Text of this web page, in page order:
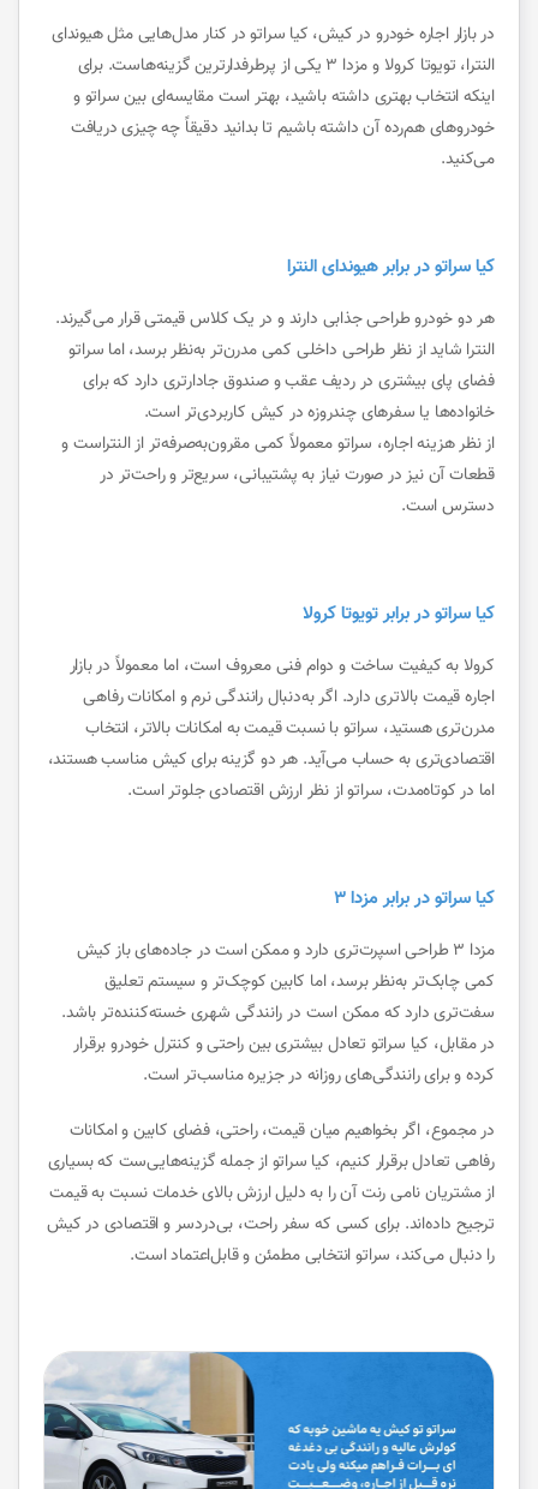
در بازار اجاره خودرو در کیش، کیا سراتو در کنار مدل‌هایی مثل هیوندای
النترا، تویوتا کرولا و مزدا ۳ یکی از پرطرفدارترین گزینه‌هاست. برای
اینکه انتخاب بهتری داشته باشید، بهتر است مقایسه‌ای بین سراتو و
خودروهای هم‌رده آن داشته باشیم تا بدانید دقیقاً چه چیزی دریافت
می‌کنید.
کیا سراتو در برابر هیوندای النترا
هر دو خودرو طراحی جذابی دارند و در یک کلاس قیمتی قرار می‌گیرند.
النترا شاید از نظر طراحی داخلی کمی مدرن‌تر به‌نظر برسد، اما سراتو
فضای پای بیشتری در ردیف عقب و صندوق جادارتری دارد که برای
خانواده‌ها یا سفرهای چندروزه در کیش کاربردی‌تر است.
از نظر هزینه اجاره، سراتو معمولاً کمی مقرون‌به‌صرفه‌تر از النتراست و
قطعات آن نیز در صورت نیاز به پشتیبانی، سریع‌تر و راحت‌تر در
دسترس است.
کیا سراتو در برابر تویوتا کرولا
کرولا به کیفیت ساخت و دوام فنی معروف است، اما معمولاً در بازار
اجاره قیمت بالاتری دارد. اگر به‌دنبال رانندگی نرم و امکانات رفاهی
مدرن‌تری هستید، سراتو با نسبت قیمت به امکانات بالاتر، انتخاب
اقتصادی‌تری به حساب می‌آید. هر دو گزینه برای کیش مناسب هستند،
اما در کوتاه‌مدت، سراتو از نظر ارزش اقتصادی جلوتر است.
کیا سراتو در برابر مزدا ۳
مزدا ۳ طراحی اسپرت‌تری دارد و ممکن است در جاده‌های باز کیش
کمی چابک‌تر به‌نظر برسد، اما کابین کوچک‌تر و سیستم تعلیق
سفت‌تری دارد که ممکن است در رانندگی شهری خسته‌کننده‌تر باشد.
در مقابل، کیا سراتو تعادل بیشتری بین راحتی و کنترل خودرو برقرار
کرده و برای رانندگی‌های روزانه در جزیره مناسب‌تر است.
در مجموع، اگر بخواهیم میان قیمت، راحتی، فضای کابین و امکانات
رفاهی تعادل برقرار کنیم، کیا سراتو از جمله گزینه‌هایی‌ست که بسیاری
از مشتریان نامی رنت آن را به دلیل ارزش بالای خدمات نسبت به قیمت
ترجیح داده‌اند. برای کسی که سفر راحت، بی‌دردسر و اقتصادی در کیش
را دنبال می‌کند، سراتو انتخابی مطمئن و قابل‌اعتماد است.